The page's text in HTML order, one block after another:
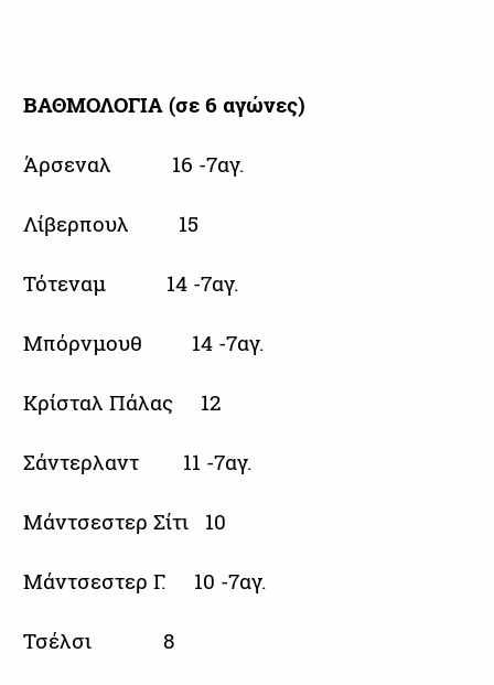
ΒΑΘΜΟΛΟΓΙΑ (σε 6 αγώνες)
Άρσεναλ 16 -7αγ.
Λίβερπουλ 15
Τότεναμ 14 -7αγ.
Μπόρνμουθ 14 -7αγ.
Κρίσταλ Πάλας 12
Σάντερλαντ 11 -7αγ.
Μάντσεστερ Σίτι 10
Μάντσεστερ Γ. 10 -7αγ.
Τσέλσι 8